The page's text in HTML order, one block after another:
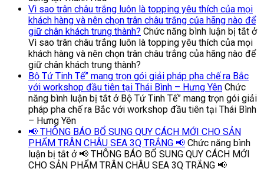
Vì sao trân châu trắng luôn là topping yêu thích của mọi
khách hàng và nên chọn trân châu trắng của hãng nào để
giữ chân khách trung thành? Chức năng bình luận bị tắt ở
Vì sao trân châu trắng luôn là topping yêu thích của mọi
khách hàng và nên chọn trân châu trắng của hãng nào để
giữ chân khách trung thành?
Bộ Tứ Tinh Tế” mang trọn gói giải pháp pha chế ra Bắc
với workshop đầu tiên tại Thái Bình – Hưng Yên Chức
năng bình luận bị tắt ở Bộ Tứ Tinh Tế” mang trọn gói giải
pháp pha chế ra Bắc với workshop đầu tiên tại Thái Bình
– Hưng Yên
📢 THÔNG BÁO BỔ SUNG QUY CÁCH MỚI CHO SẢN
PHẨM TRÂN CHÂU SEA 3Q TRẮNG 📢 Chức năng bình
luận bị tắt ở 📢 THÔNG BÁO BỔ SUNG QUY CÁCH MỚI
CHO SẢN PHẨM TRÂN CHÂU SEA 3Q TRẮNG 📢